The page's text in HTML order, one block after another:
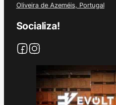
Oliveira de Azeméis, Portugal
Socializa!